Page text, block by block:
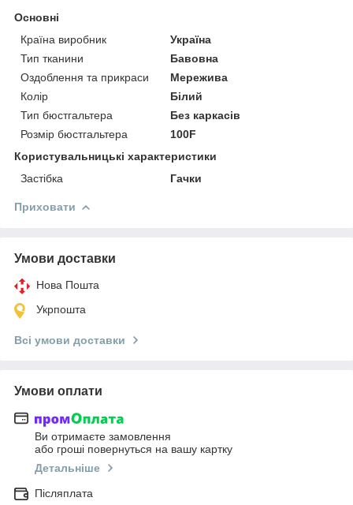
Основні
Країна виробник
Україна
Тип тканини
Бавовна
Оздоблення та прикраси
Мережива
Колір
Білий
Тип бюстгальтера
Без каркасів
Розмір бюстгальтера
100F
Користувальницькі характеристики
Застібка
Гачки
Приховати
Умови доставки
Нова Пошта
Укрпошта
Всі умови доставки
Умови оплати
Ви отримаєте замовлення
або гроші повернуться на вашу картку
Детальніше
Післяплата